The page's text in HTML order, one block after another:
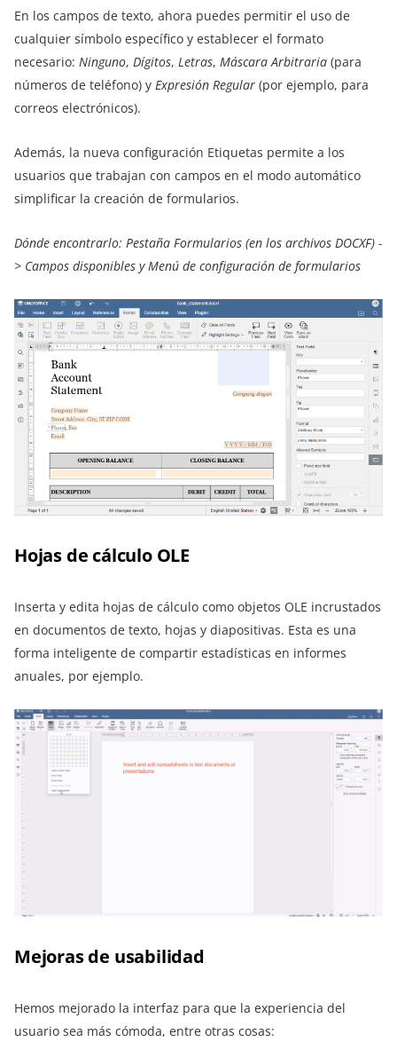
En los campos de texto, ahora puedes permitir el uso de
cualquier símbolo específico y establecer el formato
necesario: Ninguno, Dígitos, Letras, Máscara Arbitraria (para
números de teléfono) y Expresión Regular (por ejemplo, para
correos electrónicos).
Además, la nueva configuración Etiquetas permite a los
usuarios que trabajan con campos en el modo automático
simplificar la creación de formularios.
Dónde encontrarlo: Pestaña Formularios (en los archivos DOCXF) -
> Campos disponibles y Menú de configuración de formularios
Hojas de cálculo OLE
Inserta y edita hojas de cálculo como objetos OLE incrustados
en documentos de texto, hojas y diapositivas. Esta es una
forma inteligente de compartir estadísticas en informes
anuales, por ejemplo.
Mejoras de usabilidad
Hemos mejorado la interfaz para que la experiencia del
usuario sea más cómoda, entre otras cosas: